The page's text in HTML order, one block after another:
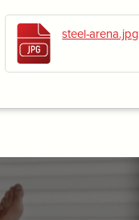
steel-arena.jpg